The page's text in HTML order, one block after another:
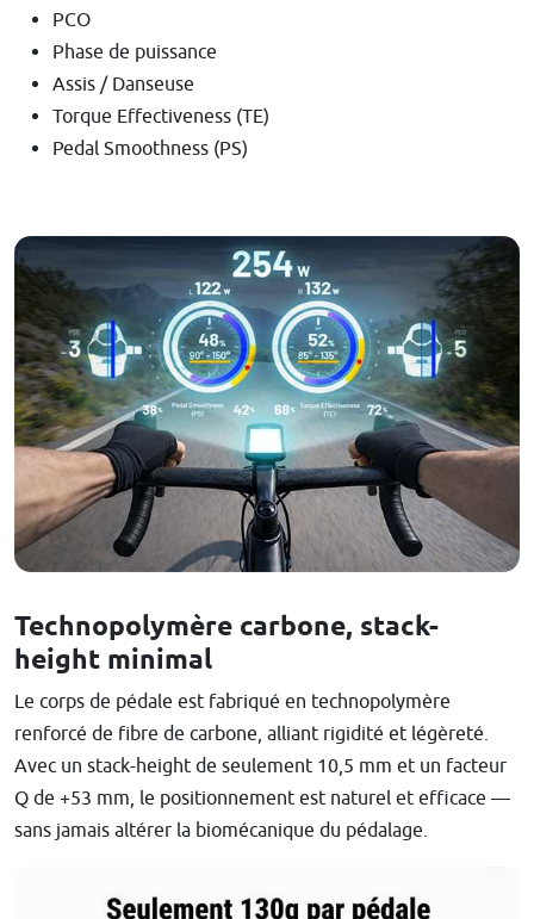
PCO
Phase de puissance
Assis / Danseuse
Torque Effectiveness (TE)
Pedal Smoothness (PS)
Technopolymère carbone, stack-
height minimal
Le corps de pédale est fabriqué en technopolymère
renforcé de fibre de carbone, alliant rigidité et légèreté.
Avec un stack-height de seulement 10,5 mm et un facteur
Q de +53 mm, le positionnement est naturel et efficace —
sans jamais altérer la biomécanique du pédalage.